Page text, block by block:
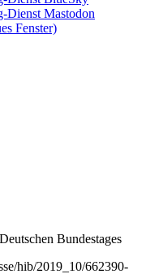
Dienst Mastodon
Fenster)
Bundestages
hib/2019_10/662390-